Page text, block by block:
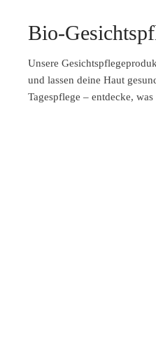
Bio-
Unsere
und lassen deine Haut
Tagespflege – entdecke,